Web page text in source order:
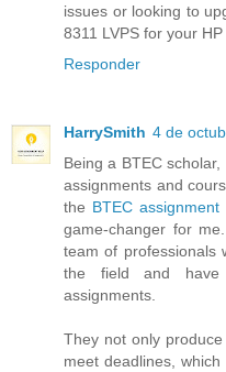
issues or looking to
8311 LVPS for your HP
Responder
HarrySmith 4 de
Being a BTEC
assignments and
the BTEC assignment
game-changer for
team of professionals
the field and have
assignments.
They not only
meet deadlines,